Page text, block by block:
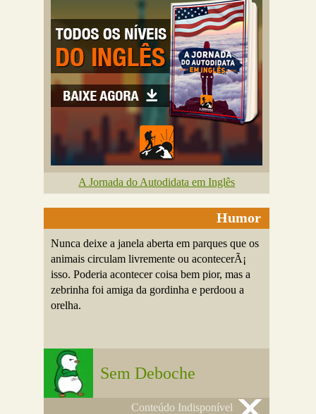
A Jornada do Autodidata em Inglês
Humor
Nunca deixe a janela aberta em parques que os
animais circulam livremente ou acontecerÃ¡
isso. Poderia acontecer coisa bem pior, mas a
zebrinha foi amiga da gordinha e perdoou a
orelha.
Sem Deboche
Conteúdo Indisponível